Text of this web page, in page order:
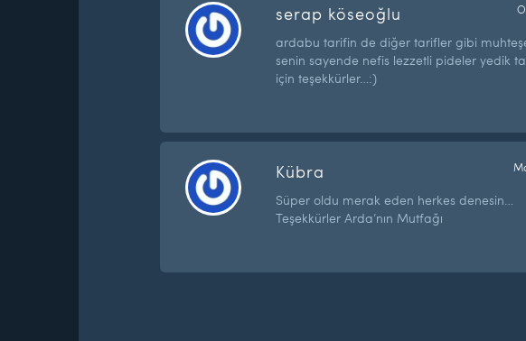
serap köseoğlu
ardabu tarifin de diğer tarifler gibi
senin sayende nefis lezzetli pideler yedik
için teşekkürler…:)
Kübra
Süper oldu merak eden herkes denesin…
Teşekkürler Arda’nın Mutfağı